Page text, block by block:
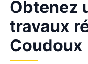
Obtenez
travaux
Coudoux